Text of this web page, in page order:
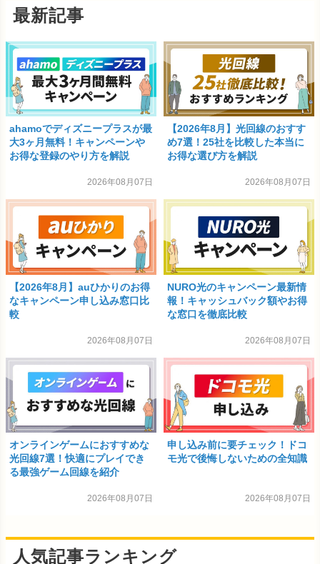
最新記事
ahamoでディズニープラスが最
大3ヶ月無料！キャンペーンや
お得な登録のやり方を解説
2026年08月07日
【2026年8月】光回線のおすす
め7選！25社を比較した本当に
お得な選び方を解説
2026年08月07日
【2026年8月】auひかりのお得
なキャンペーン申し込み窓口比
較
2026年08月07日
NURO光のキャンペーン最新情
報！キャッシュバック額やお得
な窓口を徹底比較
2026年08月07日
オンラインゲームにおすすめな
光回線7選！快適にプレイでき
る最強ゲーム回線を紹介
2026年08月07日
申し込み前に要チェック！ドコ
モ光で後悔しないための全知識
2026年08月07日
人気記事ランキング